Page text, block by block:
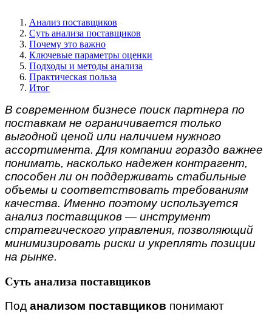
Анализ поставщиков
Суть анализа поставщиков
Почему это важно
Ключевые параметры оценки
Подходы и методы анализа
Практическая польза
Итог
В современном бизнесе поиск партнера по
поставкам не ограничивается только
выгодной ценой или наличием нужного
ассортимента. Для компании гораздо важнее
понимать, насколько надежен контрагент,
способен ли он поддерживать стабильные
объемы и соответствовать требованиям
качества. Именно поэтому используется
анализ поставщиков — инструмент
стратегического управления, позволяющий
минимизировать риски и укреплять позиции
на рынке.
Суть анализа поставщиков
Под анализом поставщиков понимают